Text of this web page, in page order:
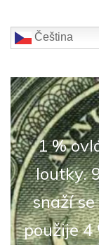
Čeština‎
1 %
loutky.
snaží
použije 4